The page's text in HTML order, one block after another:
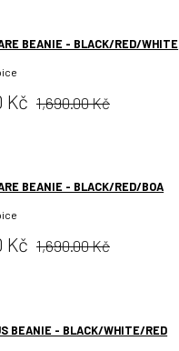
BEANIE - BLACK/RED/WHITE
Kč Původní
1,690.00 Kč
BEANIE - BLACK/RED/BOA
Kč Původní
1,690.00 Kč
BEANIE - BLACK/WHITE/RED